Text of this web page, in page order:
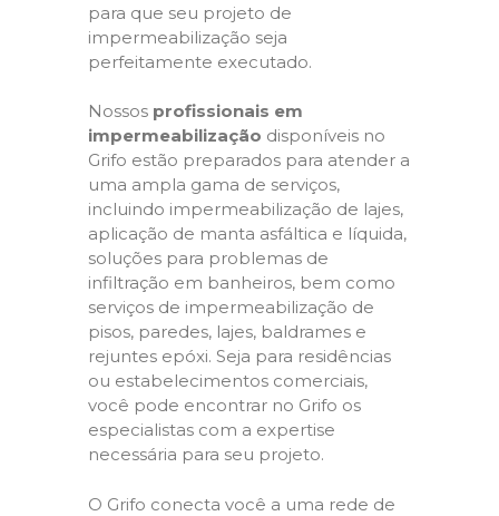
para que seu projeto de
impermeabilização seja
perfeitamente executado.
Nossos profissionais em
impermeabilização disponíveis no
Grifo estão preparados para atender a
uma ampla gama de serviços,
incluindo impermeabilização de lajes,
aplicação de manta asfáltica e líquida,
soluções para problemas de
infiltração em banheiros, bem como
serviços de impermeabilização de
pisos, paredes, lajes, baldrames e
rejuntes epóxi. Seja para residências
ou estabelecimentos comerciais,
você pode encontrar no Grifo os
especialistas com a expertise
necessária para seu projeto.
O Grifo conecta você a uma rede de